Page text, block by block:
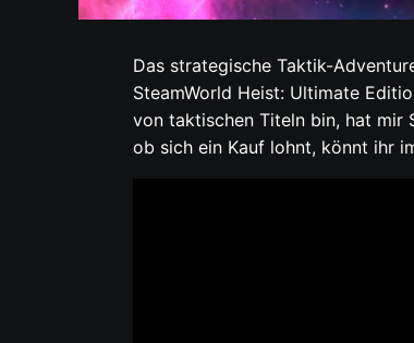
Das strategische Taktik-
SteamWorld Heist: Ultimate
von taktischen Titeln bin, hat mir
ob sich ein Kauf lohnt, könnt ihr